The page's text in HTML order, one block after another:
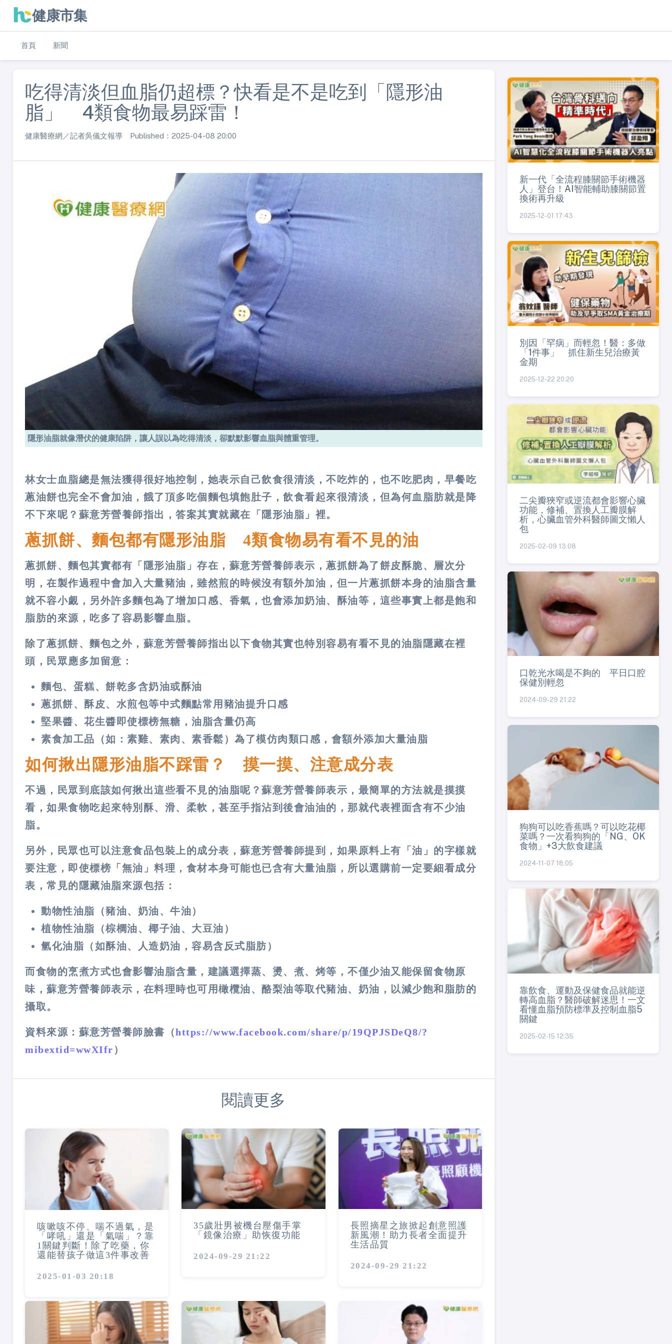
健康市集
首頁 新聞
吃得清淡但血脂仍超標？快看是不是吃到「隱形油
脂」 4類食物最易踩雷！
健康醫療網／記者吳儀文報導 Published：2025-04-08 20:00
隱形油脂就像潛伏的健康陷阱，讓人誤以為吃得清淡，卻默默影響血脂與體重管理。
林女士血脂總是無法獲得很好地控制，她表示自己飲食很清淡，不吃炸的，也不吃肥肉，早餐吃
蔥油餅也完全不會加油，餓了頂多吃個麵包填飽肚子，飲食看起來很清淡，但為何血脂肪就是降
不下來呢？蘇意芳營養師指出，答案其實就藏在「隱形油脂」裡。
蔥抓餅、麵包都有隱形油脂 4類食物易有看不見的油
蔥抓餅、麵包其實都有「隱形油脂」存在，蘇意芳營養師表示，蔥抓餅為了餅皮酥脆、層次分
明，在製作過程中會加入大量豬油，雖然煎的時候沒有額外加油，但一片蔥抓餅本身的油脂含量
就不容小覷，另外許多麵包為了增加口感、香氣，也會添加奶油、酥油等，這些事實上都是飽和
脂肪的來源，吃多了容易影響血脂。
除了蔥抓餅、麵包之外，蘇意芳營養師指出以下食物其實也特別容易有看不見的油脂隱藏在裡
頭，民眾應多加留意：
麵包、蛋糕、餅乾多含奶油或酥油
蔥抓餅、酥皮、水煎包等中式麵點常用豬油提升口感
堅果醬、花生醬即使標榜無糖，油脂含量仍高
素食加工品（如：素雞、素肉、素香鬆）為了模仿肉類口感，會額外添加大量油脂
如何揪出隱形油脂不踩雷？ 摸一摸、注意成分表
不過，民眾到底該如何揪出這些看不見的油脂呢？蘇意芳營養師表示，最簡單的方法就是摸摸
看，如果食物吃起來特別酥、滑、柔軟，甚至手指沾到後會油油的，那就代表裡面含有不少油
脂。
另外，民眾也可以注意食品包裝上的成分表，蘇意芳營養師提到，如果原料上有「油」的字樣就
要注意，即使標榜「無油」料理，食材本身可能也已含有大量油脂，所以選購前一定要細看成分
表，常見的隱藏油脂來源包括：
動物性油脂（豬油、奶油、牛油）
植物性油脂（棕櫚油、椰子油、大豆油）
氫化油脂（如酥油、人造奶油，容易含反式脂肪）
而食物的烹煮方式也會影響油脂含量，建議選擇蒸、燙、煮、烤等，不僅少油又能保留食物原
味，蘇意芳營養師表示，在料理時也可用橄欖油、酪梨油等取代豬油、奶油，以減少飽和脂肪的
攝取。
資料來源：蘇意芳營養師臉書（https://www.facebook.com/share/p/19QPJSDeQ8/?
mibextid=wwXIfr ）
閱讀更多
咳嗽咳不停、喘不過氣，是
「哮吼」還是「氣喘」？靠
1關鍵判斷！除了吃藥，你
還能替孩子做這3件事改善
2025-01-03 20:18
35歲壯男被機台壓傷手掌
「鏡像治療」助恢復功能
2024-09-29 21:22
長照摘星之旅掀起創意照護
新風潮！助力長者全面提升
生活品質
2024-09-29 21:22
新一代「全流程膝關節手術機器
人」登台！AI智能輔助膝關節置
換術再升級
2025-12-01 17:43
別因「罕病」而輕忽！醫：多做
「1件事」 抓住新生兒治療黃
金期
2025-12-22 20:20
二尖瓣狹窄或逆流都會影響心臟
功能，修補、置換人工瓣膜解
析，心臟血管外科醫師圖文懶人
包
2025-02-09 13:08
口乾光水喝是不夠的 平日口腔
保健別輕忽
2024-09-29 21:22
狗狗可以吃香蕉嗎？可以吃花椰
菜嗎？一次看狗狗的「NG、OK
食物」+3大飲食建議
2024-11-07 18:05
靠飲食、運動及保健食品就能逆
轉高血脂？醫師破解迷思！一文
看懂血脂預防標準及控制血脂5
關鍵
2025-02-15 12:35